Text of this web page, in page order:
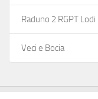
Raduno 2 RGPT
Veci e Bocia